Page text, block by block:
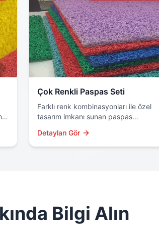
Çok Renkli Paspas Seti
Farklı renk kombinasyonları ile özel
tasarım imkanı sunan paspas
renkli kullanım için ideal çözüm.
Detayları Gör
Bilgi Alın